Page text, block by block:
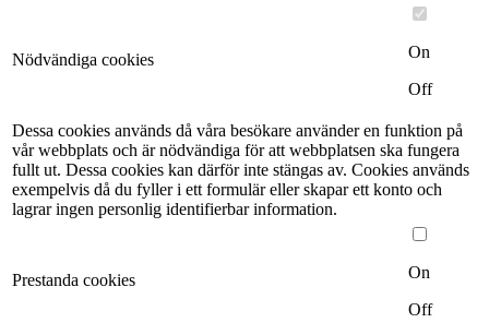
Nödvändiga cookies
On
Off
Dessa cookies används då våra besökare använder en funktion på
vår webbplats och är nödvändiga för att webbplatsen ska fungera
fullt ut. Dessa cookies kan därför inte stängas av. Cookies används
exempelvis då du fyller i ett formulär eller skapar ett konto och
lagrar ingen personlig identifierbar information.
Prestanda cookies
On
Off